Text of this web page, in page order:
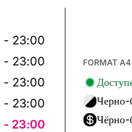
- 23:00
- 23:00
- 23:00
- 23:00
- 23:00
FORMAT A4
Черно-
Чёрно-